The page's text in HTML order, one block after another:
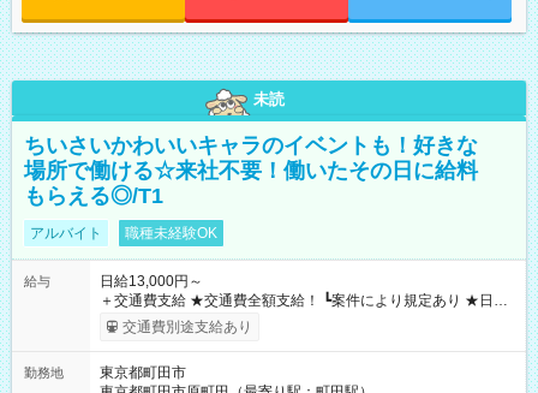
未読
ちいさいかわいいキャラのイベントも！好きな
場所で働ける☆来社不要！働いたその日に給料
もらえる◎/T1
アルバイト 職種未経験OK
給与
日給13,000円～
＋交通費支給 ★交通費全額支給！ ┗案件により規定あり ★日払
いOK！（規定あり） ┗働いたその日に現金GET♪ お仕事後はコ
ンビニATMから 日払い分を引き落とせます！ 【試用期間】試
交通費別途支給あり
勤務地
東京都町田市